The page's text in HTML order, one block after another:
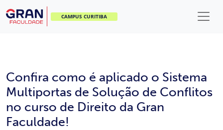
CAMPUS CURITIBA
Confira como é aplicado o Sistema
Multiportas de Solução de Conflitos
no curso de Direito da Gran
Faculdade!